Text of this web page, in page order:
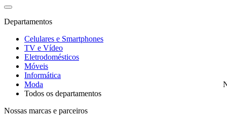
Departamentos
Celulares e Smartphones
TV e Vídeo
Eletrodomésticos
Móveis
Informática
Moda
Todos os departamentos
Nossas marcas e parceiros